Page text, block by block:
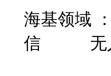
海基领
信 无人